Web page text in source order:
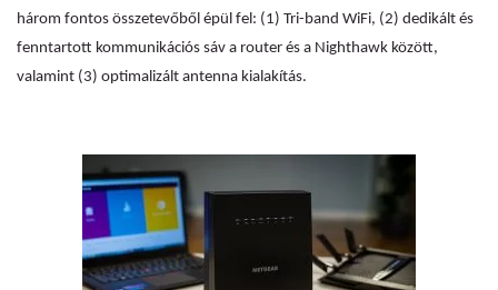
három fontos összetevőből épül fel: (1) Tri-band WiFi, (2) dedikált és
fenntartott kommunikációs sáv a router és a Nighthawk között,
valamint (3) optimalizált antenna kialakítás.